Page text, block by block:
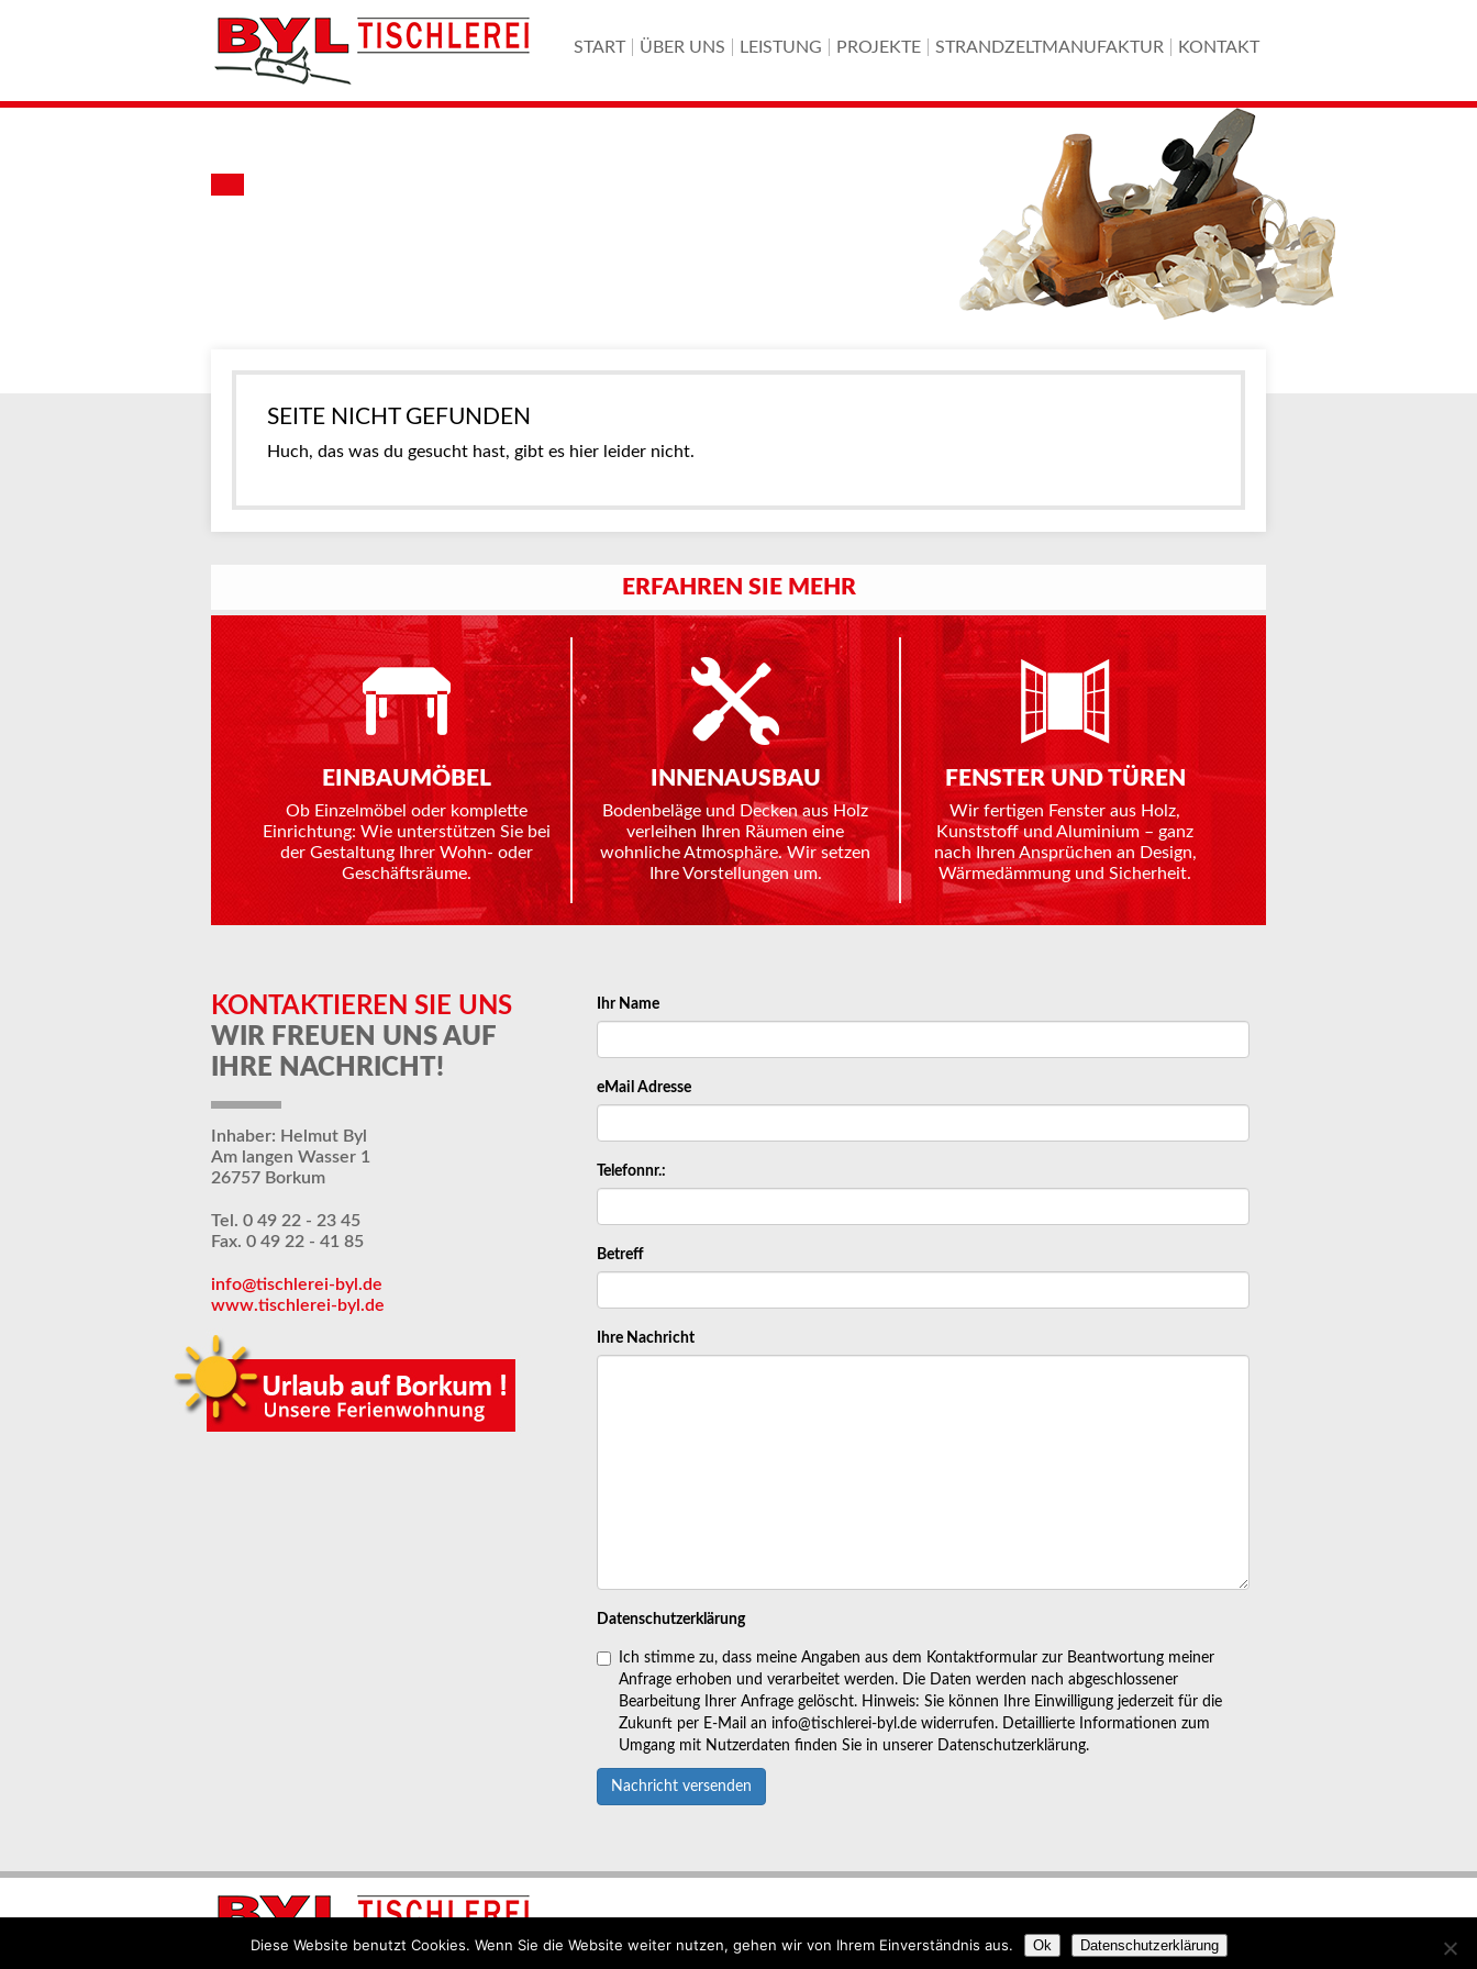
START ÜBER UNS LEISTUNG PROJEKTE STRANDZELTMANUFAKTUR KONTAKT
SEITE NICHT GEFUNDEN
Huch, das was du gesucht hast, gibt es hier leider nicht.
ERFAHREN SIE MEHR
EINBAUMÖBEL
Ob Einzelmöbel oder komplette
Einrichtung: Wie unterstützen Sie bei
der Gestaltung Ihrer Wohn- oder
Geschäftsräume.
INNENAUSBAU
Bodenbeläge und Decken aus Holz
verleihen Ihren Räumen eine
wohnliche Atmosphäre. Wir setzen
Ihre Vorstellungen um.
FENSTER UND TÜREN
Wir fertigen Fenster aus Holz,
Kunststoff und Aluminium – ganz
nach Ihren Ansprüchen an Design,
Wärmedämmung und Sicherheit.
KONTAKTIEREN SIE UNS
WIR FREUEN UNS AUF
IHRE NACHRICHT!
Inhaber: Helmut Byl
Am langen Wasser 1
26757 Borkum
Tel. 0 49 22 - 23 45
Fax. 0 49 22 - 41 85
info@tischlerei-byl.de
www.tischlerei-byl.de
Ihr Name
eMail Adresse
Telefonnr.:
Betreff
Ihre Nachricht
Datenschutzerklärung
Ich stimme zu, dass meine Angaben aus dem Kontaktformular zur Beantwortung meiner
Anfrage erhoben und verarbeitet werden. Die Daten werden nach abgeschlossener
Bearbeitung Ihrer Anfrage gelöscht. Hinweis: Sie können Ihre Einwilligung jederzeit für die
Zukunft per E-Mail an info@tischlerei-byl.de widerrufen. Detaillierte Informationen zum
Umgang mit Nutzerdaten finden Sie in unserer Datenschutzerklärung.
Nachricht versenden
Diese Website benutzt Cookies. Wenn Sie die Website weiter nutzen, gehen wir von Ihrem Einverständnis aus. Ok Datenschutzerklärung